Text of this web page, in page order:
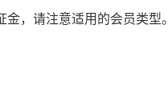
金，请注意适用的会员类型